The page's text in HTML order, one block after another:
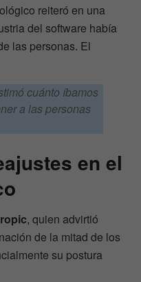
reiteró en una
del software había
las personas. El
cuánto íbamos
a las personas
en el
, quien advirtió
de la mitad de los
su postura